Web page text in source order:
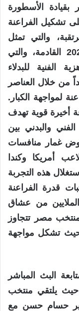
الأسطورة
تشكيل الفراعنة
والتي تمثل
بروفة حية لمباريات كأس العالم 2026 القادمة، والتي
الفنية للبدلاء
من خلال العناصر
لمواجهة الكبار.
أخيرة قوية تهدف
والبدني بين
غمار منافسات
في ملاعب أمريكا وكندا
هذه التجربة
قدرة الفراعنة
من عشاق
مصر تتجاوز
تشكل مواجهة
البث المباشر
حيث يلتقي منتخب
حسام حسن مع